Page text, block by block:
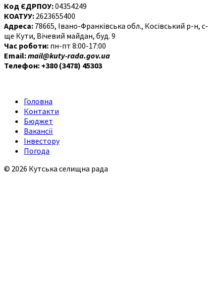
Код ЄДРПОУ:04354249
КОАТУУ: 2623655400
Адреса: 78665, Івано-Франківська обл., Косівський р-н, с-
ще Кути, Вічевий майдан, буд. 9
Час роботи: пн-пт 8:00-17:00
Email:mail@kuty-rada.gov.ua
Телефон: +380 (3478) 45303
Головна
Контакти
Бюджет
Вакансії
Інвестору
Погода
© 2026 Кутська селищна рада